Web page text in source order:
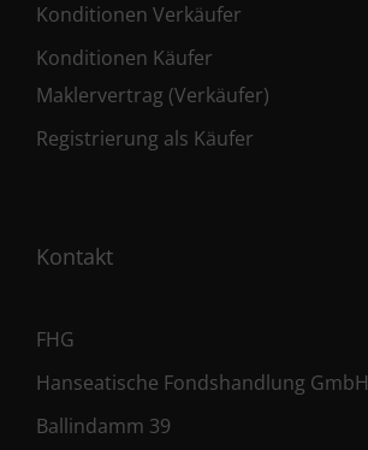
Konditionen Verkäufer
Konditionen Käufer
Maklervertrag (Verkäufer)
Registrierung als Käufer
Kontakt
FHG
Hanseatische Fondshandlung GmbH
Ballindamm 39